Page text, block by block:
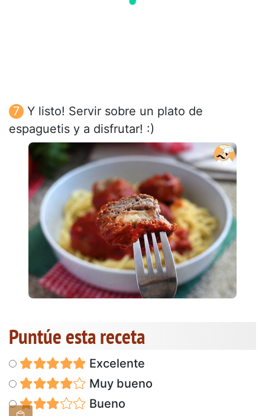
Y listo! Servir sobre un plato de
espaguetis y a disfrutar! :)
Puntúe esta receta
Excelente
Muy bueno
Bueno